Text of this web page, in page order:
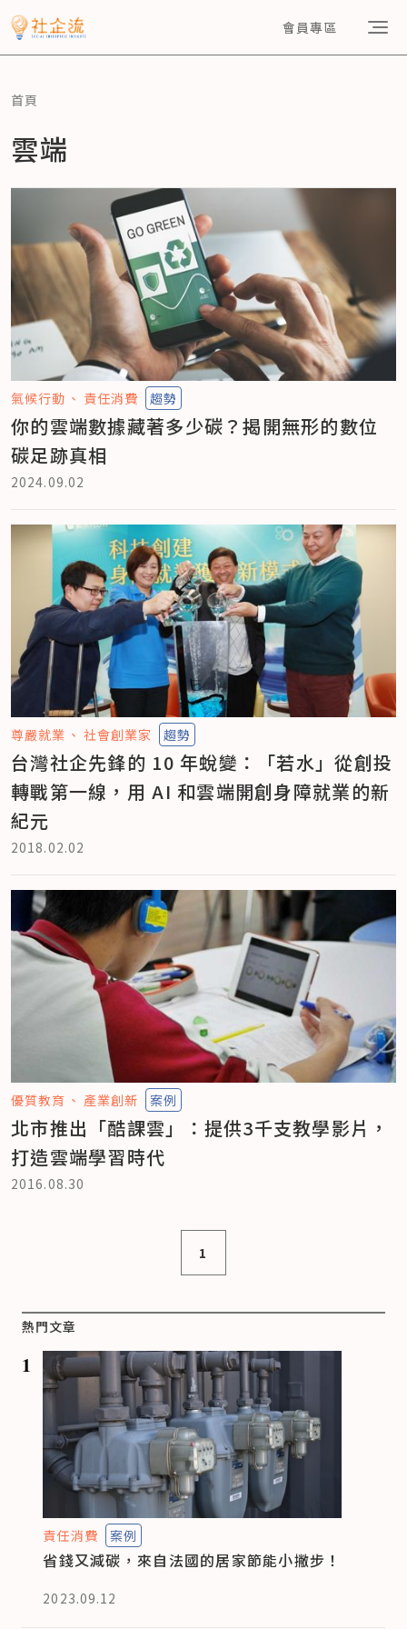
會員專區
首頁
雲端
氣候行動 責任消費 趨勢
你的雲端數據藏著多少碳？揭開無形的數位
碳足跡真相
2024.09.02
尊嚴就業 社會創業家 趨勢
台灣社企先鋒的 10 年蛻變：「若水」從創投
轉戰第一線，用 AI 和雲端開創身障就業的新
紀元
2018.02.02
優質教育 產業創新 案例
北市推出「酷課雲」：提供3千支教學影片，
打造雲端學習時代
2016.08.30
1
熱門文章
1
責任消費 案例
省錢又減碳，來自法國的居家節能小撇步！
2023.09.12